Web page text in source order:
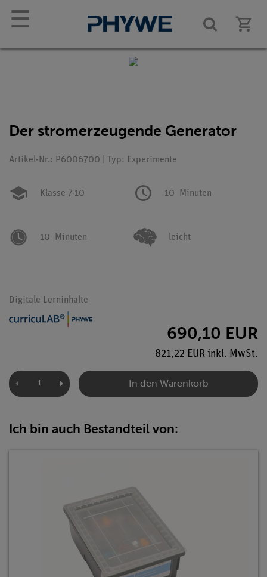
☰
Der stromerzeugende Generator
Artikel-Nr.: P6006700 | Typ: Experimente
Klasse 7-10 10 Minuten
10 Minuten leicht
Digitale Lerninhalte
690,10 EUR
821,22 EUR inkl. MwSt.
In den Warenkorb
Ich bin auch Bestandteil von: